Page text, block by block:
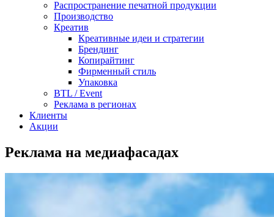
Распространение печатной продукции
Производство
Креатив
Креативные идеи и стратегии
Брендинг
Копирайтинг
Фирменный стиль
Упаковка
BTL / Event
Реклама в регионах
Клиенты
Акции
Реклама на медиафасадах